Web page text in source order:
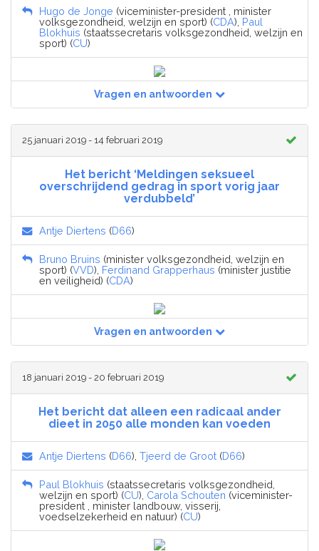
Hugo de Jonge (viceminister-president , minister
volksgezondheid, welzijn en sport) (CDA), Paul
Blokhuis (staatssecretaris volksgezondheid, welzijn en
sport) (CU)
Vragen en antwoorden
25 januari 2019 - 14 februari 2019
Het bericht ‘Meldingen seksueel
overschrijdend gedrag in sport vorig jaar
verdubbeld’
Antje Diertens (D66)
Bruno Bruins (minister volksgezondheid, welzijn en
sport) (VVD), Ferdinand Grapperhaus (minister justitie
en veiligheid) (CDA)
Vragen en antwoorden
18 januari 2019 - 20 februari 2019
Het bericht dat alleen een radicaal ander
dieet in 2050 alle monden kan voeden
Antje Diertens (D66), Tjeerd de Groot (D66)
Paul Blokhuis (staatssecretaris volksgezondheid,
welzijn en sport) (CU), Carola Schouten (viceminister-
president , minister landbouw, visserij,
voedselzekerheid en natuur) (CU)